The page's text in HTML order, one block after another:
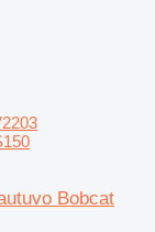
Bobcat